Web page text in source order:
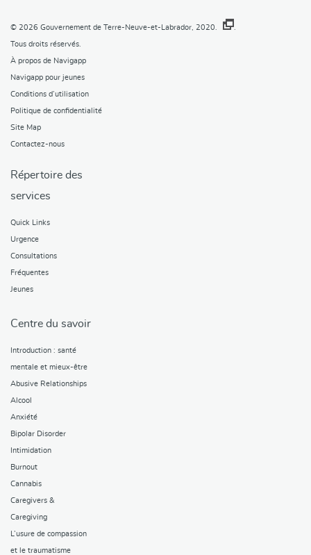
© 2026 Gouvernement de Terre-Neuve-et-Labrador, 2020.
Tous droits réservés.
À propos de Navigapp
Navigapp pour jeunes
Conditions d’utilisation
Politique de confidentialité
Site Map
Contactez-nous
Répertoire des
services
Quick Links
Urgence
Consultations
Fréquentes
Jeunes
Centre du savoir
Introduction : santé
mentale et mieux-être
Abusive Relationships
Alcool
Anxiété
Bipolar Disorder
Intimidation
Burnout
Cannabis
Caregivers &
Caregiving
L’usure de compassion
et le traumatisme